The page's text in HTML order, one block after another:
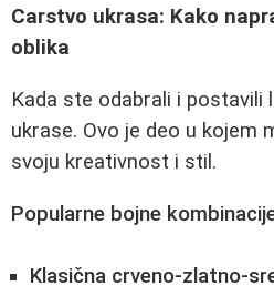
Carstvo ukrasa: Kako
oblika
Kada ste odabrali i postavili
ukrase. Ovo je deo u kojem
svoju kreativnost i stil.
Popularne bojne
Klasična crveno-zlatno-